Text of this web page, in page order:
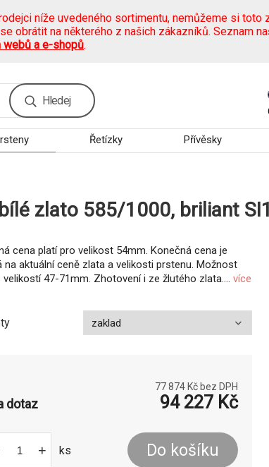
níže uvedeného sortimentu, nemůžeme si toto
obrátit na některého z našich zákazníků. Seznam
webů a e-shopů.
Hledej
Řetízky Přívěsky
zlato 585/1000, briliant
cena platí pro velikost 54mm. Konečná cena je
na aktuální ceně zlata a velikosti prstenu. Možnost
velikostí 47-71mm. Zhotovení i ze žlutého zlata.... více
77 874 Kč bez DPH
dotaz 94 227 Kč
+ ks Do košíku